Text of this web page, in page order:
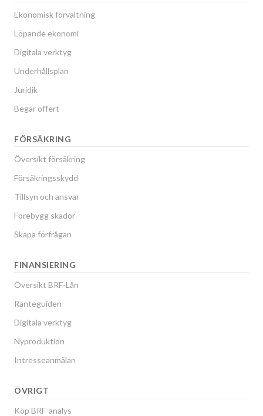
Ekonomisk förvaltning
Löpande ekonomi
Digitala verktyg
Underhållsplan
Juridik
Begär offert
FÖRSÄKRING
Översikt försäkring
Försäkringsskydd
Tillsyn och ansvar
Förebygg skador
Skapa förfrågan
FINANSIERING
Översikt BRF-Lån
Ränteguiden
Digitala verktyg
Nyproduktion
Intresseanmälan
ÖVRIGT
Köp BRF-analys